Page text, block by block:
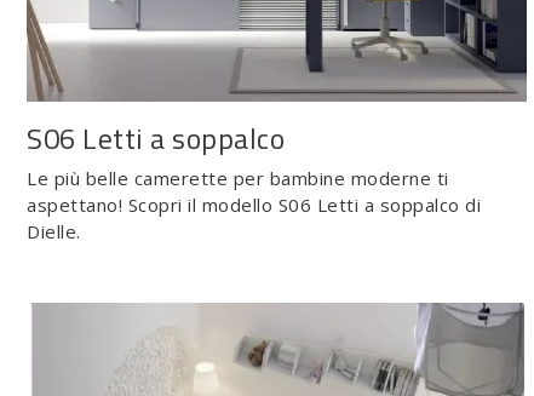
S06 Letti a soppalco
Le più belle camerette per bambine moderne ti
aspettano! Scopri il modello S06 Letti a soppalco di
Dielle.